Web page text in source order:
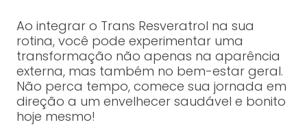
Ao integrar o Trans Resveratrol na sua
rotina, você pode experimentar uma
transformação não apenas na aparência
externa, mas também no bem-estar geral.
Não perca tempo, comece sua jornada em
direção a um envelhecer saudável e bonito
hoje mesmo!